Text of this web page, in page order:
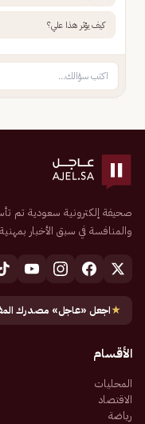
كيف يؤثر هذا علي؟
والمنافسة في سبق الأخبار
★اجعل «عاجل» مصدرك
الأقسام
المحليات
الاقتصاد
رياضة